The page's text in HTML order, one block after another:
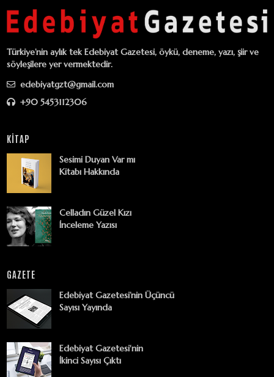
Türkiye’nin aylık tek Edebiyat Gazetesi, öykü, deneme, yazı, şiir ve
söyleşilere yer vermektedir.
edebiyatgzt@gmail.com
+90 5453112306
KİTAP
Sesimi Duyan Var mı
Kitabı Hakkında
Celladın Güzel Kızı
İnceleme Yazısı
GAZETE
Edebiyat Gazetesi’nin Üçüncü
Sayısı Yayında
Edebiyat Gazetesi'nin
İkinci Sayısı Çıktı